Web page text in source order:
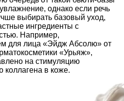
однако если речь
выбирать базовый уход,
ингредиенты с
Например,
для лица «Эйдж Абсолю» от
«Урьяж»,
на стимуляцию
коллагена в коже.